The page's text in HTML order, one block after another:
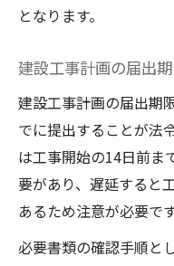
となります。
建設工事計画の届出
建設工事計画の届出期
でに提出することが法
は工事開始の14日前ま
要があり、遅延すると
あるため注意が必要です
必要書類の確認手順と